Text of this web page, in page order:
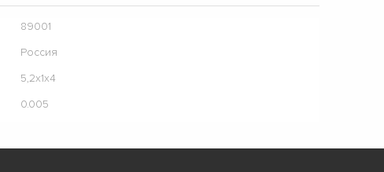
89001
Россия
5,2х1х4
0.005